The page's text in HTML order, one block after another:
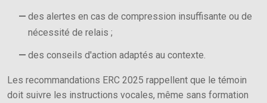
des alertes en cas de compression insuffisante ou de
nécessité de relais ;
des conseils d'action adaptés au contexte.
Les recommandations ERC 2025 rappellent que le témoin
doit suivre les instructions vocales, même sans formation